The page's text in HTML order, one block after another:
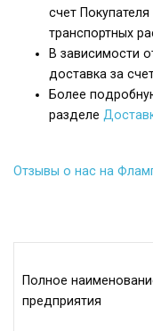
счет
транспортных
В зависимости
доставка за
Более
разделе
Отзывы о нас на
Полное
предприятия